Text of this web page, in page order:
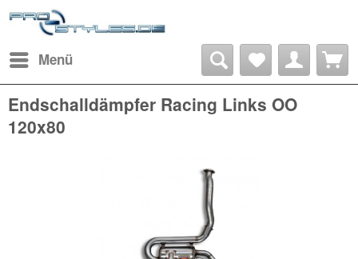
Menü
Endschalldämpfer Racing Links OO
120x80